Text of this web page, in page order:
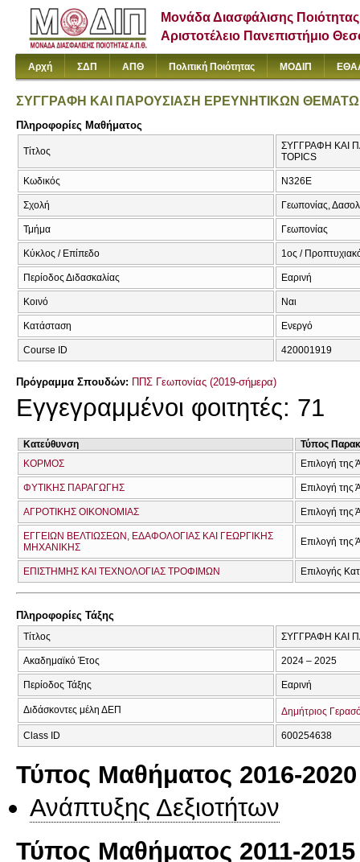
Μονάδα Διασφάλισης Ποιότητας
Αριστοτέλειο Πανεπιστήμιο
Αρχή ΣΔΠ ΑΠΘ Πολιτική Ποιότητας ΜΟΔΙΠ
ΣΥΓΓΡΑΦΗ ΚΑΙ ΠΑΡΟΥΣΙΑΣΗ ΕΡΕΥΝΗΤΙΚΩΝ
Πληροφορίες Μαθήματος
Τίτλος
ΣΥΓΓΡΑΦΗ ΚΑΙ
TOPICS
Κωδικός Ν326Ε
Σχολή Γεωπονίας,
Τμήμα Γεωπονίας
Κύκλος / Επίπεδο 1ος /
Περίοδος Διδασκαλίας Εαρινή
Κοινό Ναι
Κατάσταση Ενεργό
Course ID 420001919
Πρόγραμμα Σπουδών: ΠΠΣ Γεωπονίας (2019-σήμερα)
Εγγεγραμμένοι φοιτητές: 71
Κατεύθυνση
Τύπος
ΚΟΡΜΟΣ
Επιλογή της
ΦΥΤΙΚΗΣ ΠΑΡΑΓΩΓΗΣ Επιλογή της
ΑΓΡΟΤΙΚΗΣ ΟΙΚΟΝΟΜΙΑΣ Επιλογή της
ΕΓΓΕΙΩΝ ΒΕΛΤΙΩΣΕΩΝ, ΕΔΑΦΟΛΟΓΙΑΣ ΚΑΙ ΓΕΩΡΓΙΚΗΣ
ΜΗΧΑΝΙΚΗΣ
Επιλογή της
ΕΠΙΣΤΗΜΗΣ ΚΑΙ ΤΕΧΝΟΛΟΓΙΑΣ ΤΡΟΦΙΜΩΝ Επιλογής
Πληροφορίες Τάξης
Τίτλος ΣΥΓΓΡΑΦΗ ΚΑΙ
Ακαδημαϊκό Έτος 2024 – 2025
Περίοδος Τάξης Εαρινή
Διδάσκοντες μέλη ΔΕΠ Δημήτριος
Class ID 600254638
Τύπος Μαθήματος 2016-2020
Ανάπτυξης Δεξιοτήτων
Τύπος Μαθήματος 2011-2015